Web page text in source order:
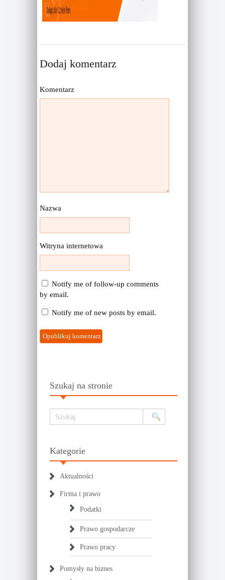
Dodaj komentarz
Komentarz
Nazwa
Witryna internetowa
Notify me of follow-up comments
by email.
Notify me of new posts by email.
Szukaj na stronie
Kategorie
Aktualności
Firma i prawo
Podatki
Prawo gospodarcze
Prawo pracy
Pomysły na biznes